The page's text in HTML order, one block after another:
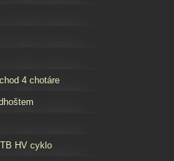
4 chotáre
HV cyklo